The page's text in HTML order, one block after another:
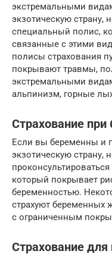
экстремальными
экзотическую страну,
специальный полис,
связанные с этими
полисы страхования
покрывают травмы,
экстремальными
альпинизм, горные
Страхование при
Если вы беременны и
экзотическую страну,
который покрывает
беременностью.
страхуют беременных
с ограниченным
Страхование